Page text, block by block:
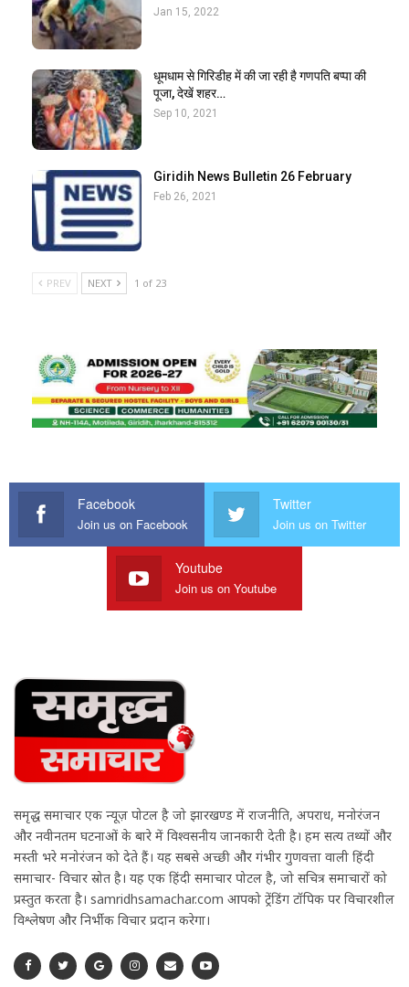
Jan 15, 2022
धूमधाम से गिरिडीह में की जा रही है गणपति बप्पा की
पूजा, देखें शहर…
Sep 10, 2021
Giridih News Bulletin 26 February
Feb 26, 2021
PREV NEXT 1 of 23
Facebook
Join us on Facebook
Twitter
Join us on Twitter
Youtube
Join us on Youtube
समृद्ध समाचार एक न्यूज़ पोर्टल है जो झारखण्ड में राजनीति, अपराध, मनोरंजन
और नवीनतम घटनाओं के बारे में विश्वसनीय जानकारी देती है। हम सत्य तथ्यों और
मस्ती भरे मनोरंजन को देते हैं। यह सबसे अच्छी और गंभीर गुणवत्ता वाली हिंदी
समाचार- विचार स्रोत है। यह एक हिंदी समाचार पोर्टल है, जो सचित्र समाचारों को
प्रस्तुत करता है। samridhsamachar.com आपको ट्रेंडिंग टॉपिक पर विचारशील
विश्लेषण और निर्भीक विचार प्रदान करेगा।